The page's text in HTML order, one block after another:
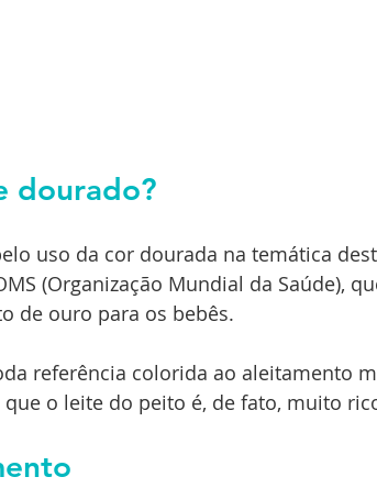
dourado?
uso da cor dourada na temática
(Organização Mundial da Saúde),
de ouro para os bebês.
referência colorida ao aleitamento
que o leite do peito é, de fato, muito